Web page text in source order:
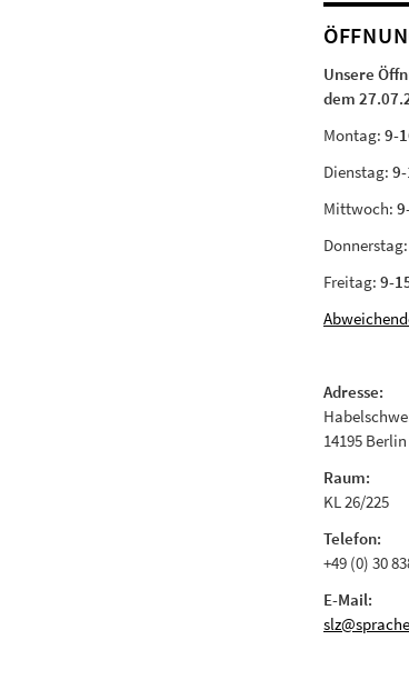
Unsere
dem
Montag:9-
Dienstag:
Mittwoch:
Freitag:9-
Adresse:
14195 Berlin
Raum:
KL 26/225
Telefon:
+49 (0) 30
E-Mail: